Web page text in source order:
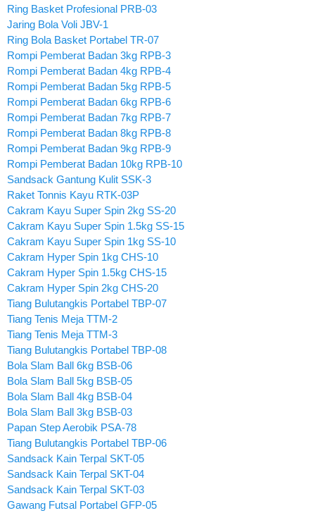
Ring Basket Profesional PRB-03
Jaring Bola Voli JBV-1
Ring Bola Basket Portabel TR-07
Rompi Pemberat Badan 3kg RPB-3
Rompi Pemberat Badan 4kg RPB-4
Rompi Pemberat Badan 5kg RPB-5
Rompi Pemberat Badan 6kg RPB-6
Rompi Pemberat Badan 7kg RPB-7
Rompi Pemberat Badan 8kg RPB-8
Rompi Pemberat Badan 9kg RPB-9
Rompi Pemberat Badan 10kg RPB-10
Sandsack Gantung Kulit SSK-3
Raket Tonnis Kayu RTK-03P
Cakram Kayu Super Spin 2kg SS-20
Cakram Kayu Super Spin 1.5kg SS-15
Cakram Kayu Super Spin 1kg SS-10
Cakram Hyper Spin 1kg CHS-10
Cakram Hyper Spin 1.5kg CHS-15
Cakram Hyper Spin 2kg CHS-20
Tiang Bulutangkis Portabel TBP-07
Tiang Tenis Meja TTM-2
Tiang Tenis Meja TTM-3
Tiang Bulutangkis Portabel TBP-08
Bola Slam Ball 6kg BSB-06
Bola Slam Ball 5kg BSB-05
Bola Slam Ball 4kg BSB-04
Bola Slam Ball 3kg BSB-03
Papan Step Aerobik PSA-78
Tiang Bulutangkis Portabel TBP-06
Sandsack Kain Terpal SKT-05
Sandsack Kain Terpal SKT-04
Sandsack Kain Terpal SKT-03
Gawang Futsal Portabel GFP-05